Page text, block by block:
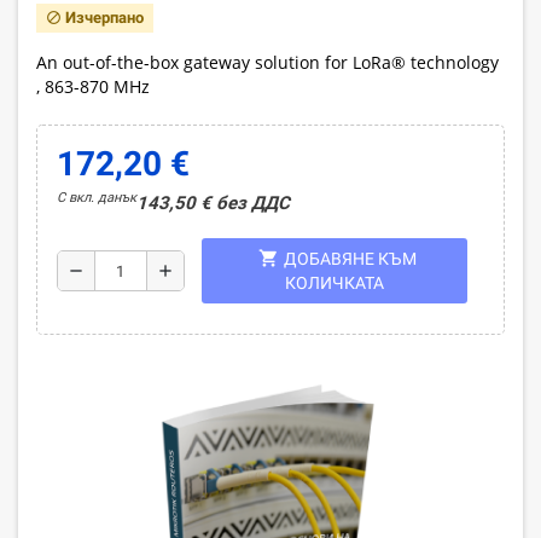
block Изчерпано
An out-of-the-box gateway solution for LoRa® technology
, 863-870 MHz
172,20 €
С вкл. данък143,50 € без ДДС
remove add
shopping_cart ДОБАВЯНЕ КЪМ
КОЛИЧКАТА